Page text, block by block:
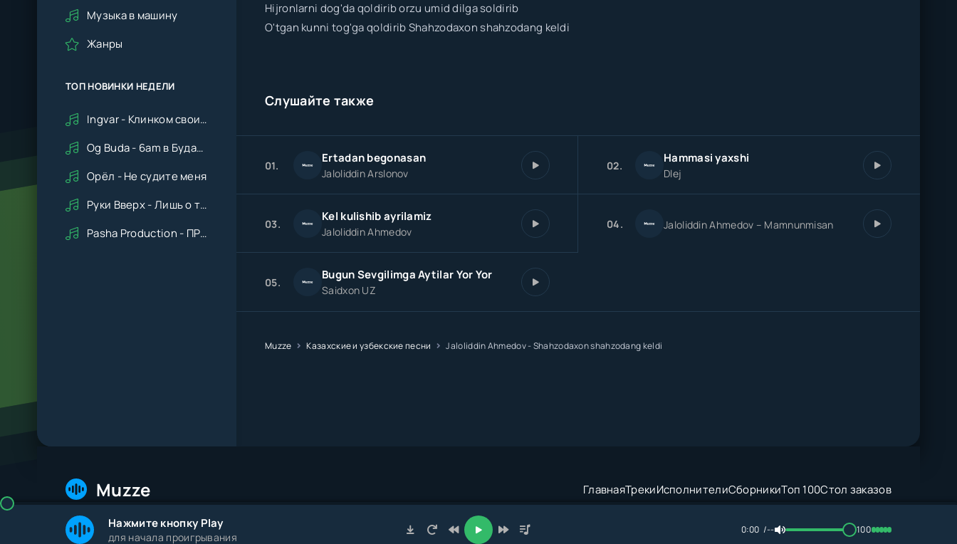
Hijronlarni dog'da qoldirib orzu umid dilga soldirib
O'tgan kunni tog'ga qoldirib Shahzodaxon shahzodang keldi
Слушайте также
01. Ertadan begonasan
Jaloliddin Arslonov
02. Hammasi yaxshi
Dlej
03. Kel kulishib ayrilamiz
Jaloliddin Ahmedov
04. Jaloliddin Ahmedov – Mamnunmisan
05. Bugun Sevgilimga Aytilar Yor Yor
Saidxon UZ
Muzze Казахские и узбекские песни Jaloliddin Ahmedov - Shahzodaxon shahzodang keldi
Музыка в машину
Жанры
ТОП НОВИНКИ НЕДЕЛИ
Ingvar - Клинком своим ударишь ты по сердцу мне
Og Buda - 6am в Будапеште
Орёл - Не судите меня
Руки Вверх - Лишь о тебе мечтая (Remix cover Deep House)
Pasha Production - ПРАВДУ СКАЖИ
Muzze ГлавнаяТрекиИсполнителиСборникиТоп 100Стол заказов
© 2026 Muzze.net. Все права защищены. Администрация: admin@muzze.net
Нажмите кнопку Play
для начала проигрывания
0:00 -- 100